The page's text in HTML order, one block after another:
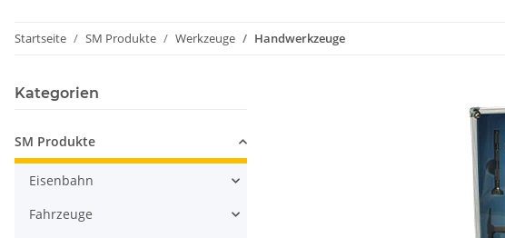
Startseite SM Produkte Werkzeuge Handwerkzeuge
Kategorien
SM Produkte
Eisenbahn
Fahrzeuge